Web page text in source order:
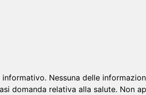
Nessuna delle
domanda relativa alla salute. Non